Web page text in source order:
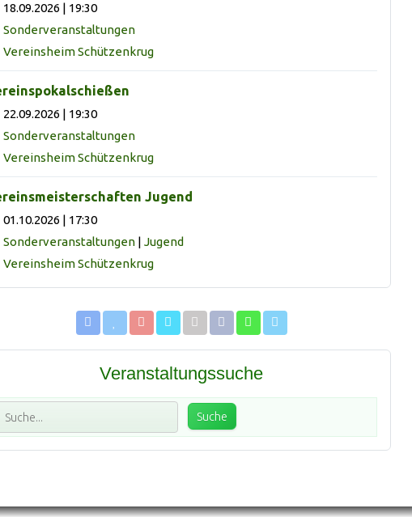
18.09.2026 | 19:30
Sonderveranstaltungen
Vereinsheim Schützenkrug
22.09.2026 | 19:30
Sonderveranstaltungen
Vereinsheim Schützenkrug
Jugend
01.10.2026 | 17:30
Sonderveranstaltungen| Jugend
Vereinsheim Schützenkrug
Veranstaltungssuche